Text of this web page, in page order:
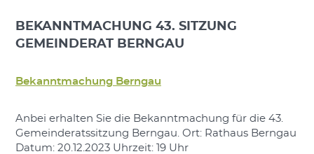
BEKANNTMACHUNG 43. SITZUNG
GEMEINDERAT BERNGAU
Bekanntmachung Berngau
Anbei erhalten Sie die Bekanntmachung für die 43.
Gemeinderatssitzung Berngau. Ort: Rathaus Berngau
Datum: 20.12.2023 Uhrzeit: 19 Uhr